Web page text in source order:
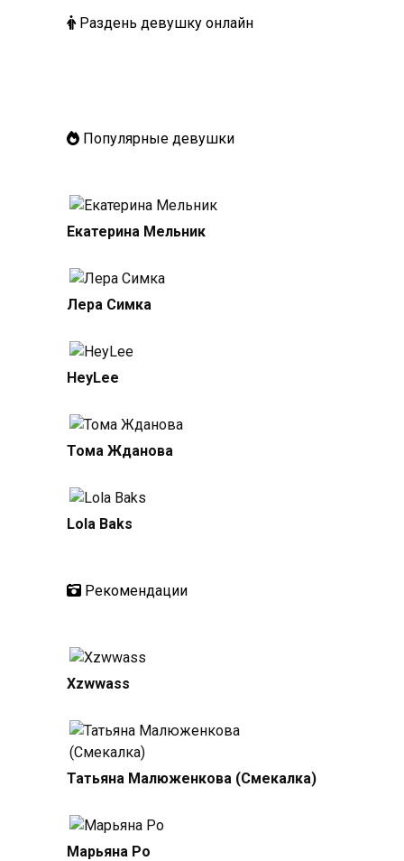
Раздень девушку онлайн
Популярные девушки
Екатерина Мельник
Лера Симка
HeyLee
Тома Жданова
Lola Baks
Рекомендации
Xzwwass
Татьяна Малюженкова (Смекалка)
Марьяна Ро